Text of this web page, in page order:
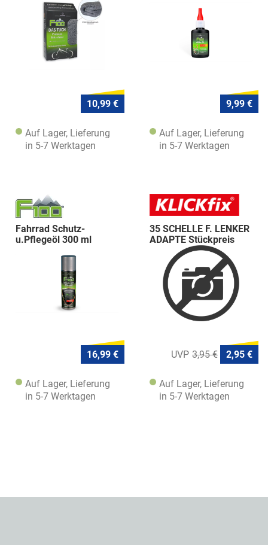
10,99 €
Auf Lager, Lieferung
in 5-7 Werktagen
9,99 €
Auf Lager, Lieferung
in 5-7 Werktagen
Fahrrad Schutz-
u.Pflegeöl 300 ml
16,99 €
Auf Lager, Lieferung
in 5-7 Werktagen
35 SCHELLE F. LENKER
ADAPTE Stückpreis
3,95 € 2,95 €
Auf Lager, Lieferung
in 5-7 Werktagen